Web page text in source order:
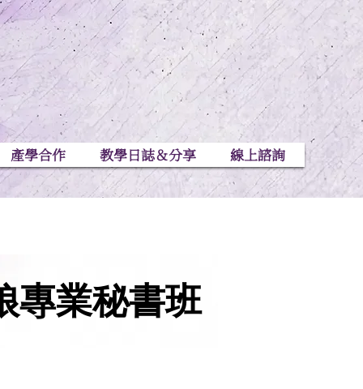
產學合作 教學日誌＆分享 線上諮詢
專業秘書班